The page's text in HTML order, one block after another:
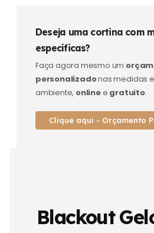
Deseja uma cortina com
específicas?
Faça agora mesmo um
personalizadonas medidas
ambiente, onlinee gratuito.
Clique aqui - Orçamento
Blackout